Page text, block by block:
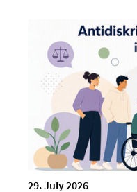
29. July 2026